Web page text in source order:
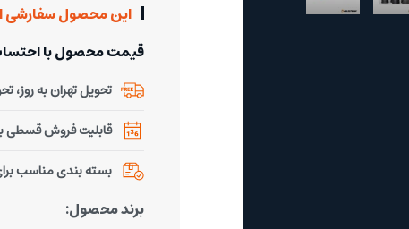
این محصول
قیمت محصول با احتساب % تخفیف
تحویل تهران به روز،
قابلیت فروش قسطی
بسته بندی مناسب
برند محصول: